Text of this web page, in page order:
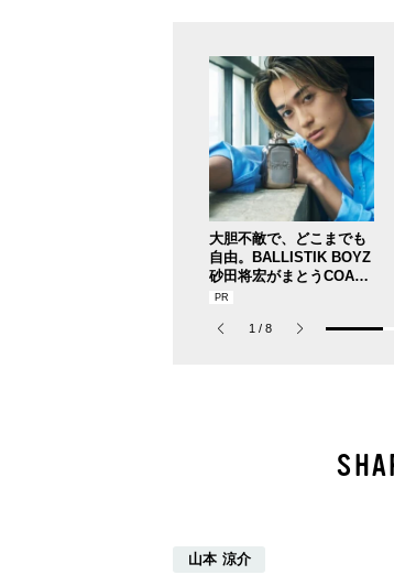
大胆不敵で、どこまでも
自由。BALLISTIK BOYZ
砂田将宏がまとうCOACH
の新作フレグランス「コ
パルファム」
1 / 8
山本 涼介